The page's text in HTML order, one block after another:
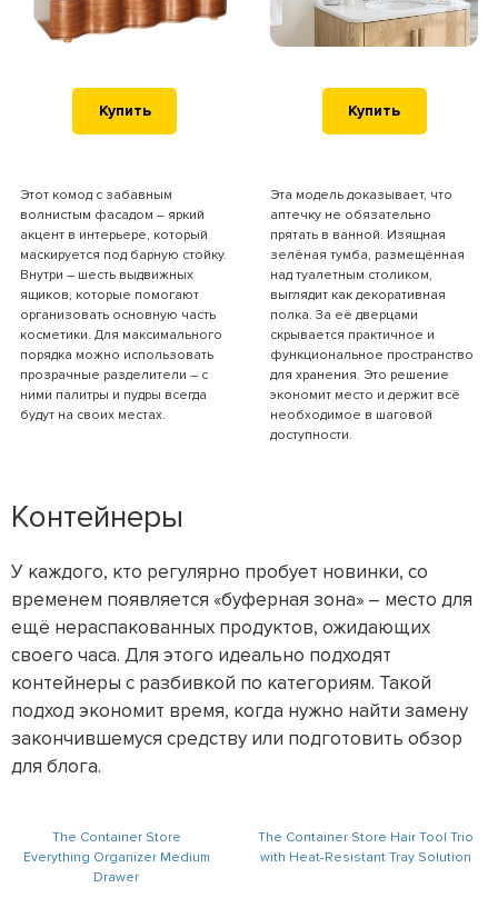
Купить Купить
Этот комод с забавным
волнистым фасадом – яркий
акцент в интерьере, который
маскируется под барную стойку.
Внутри – шесть выдвижных
ящиков, которые помогают
организовать основную часть
косметики. Для максимального
порядка можно использовать
прозрачные разделители – с
ними палитры и пудры всегда
будут на своих местах.
Эта модель доказывает, что
аптечку не обязательно
прятать в ванной. Изящная
зелёная тумба, размещённая
над туалетным столиком,
выглядит как декоративная
полка. За её дверцами
скрывается практичное и
функциональное пространство
для хранения. Это решение
экономит место и держит всё
необходимое в шаговой
доступности.
Контейнеры
У каждого, кто регулярно пробует новинки, со
временем появляется «буферная зона» – место для
ещё нераспакованных продуктов, ожидающих
своего часа. Для этого идеально подходят
контейнеры с разбивкой по категориям. Такой
подход экономит время, когда нужно найти замену
закончившемуся средству или подготовить обзор
для блога.
The Container Store
Everything Organizer Medium
Drawer
The Container Store Hair Tool Trio
with Heat-Resistant Tray Solution